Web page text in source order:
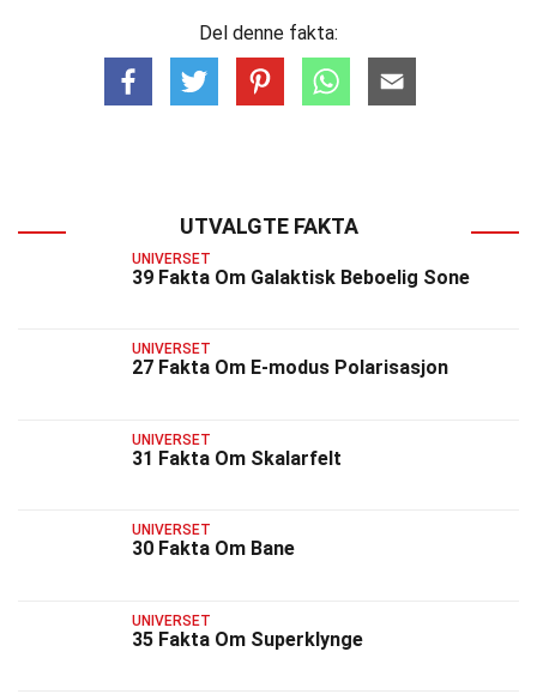
Del denne fakta:
UTVALGTE FAKTA
UNIVERSET
39 Fakta Om Galaktisk Beboelig Sone
UNIVERSET
27 Fakta Om E-modus Polarisasjon
UNIVERSET
31 Fakta Om Skalarfelt
UNIVERSET
30 Fakta Om Bane
UNIVERSET
35 Fakta Om Superklynge